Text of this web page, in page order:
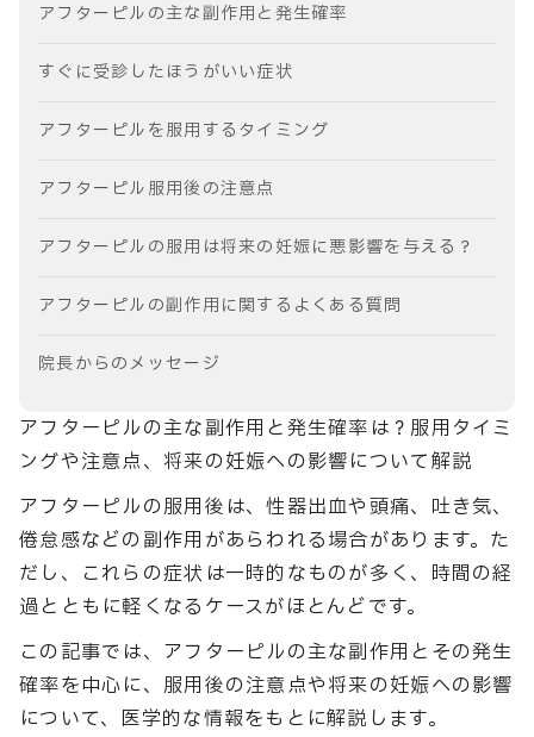
アフターピルの主な副作用と発生確率
すぐに受診したほうがいい症状
アフターピルを服用するタイミング
アフターピル服用後の注意点
アフターピルの服用は将来の妊娠に悪影響を与える？
アフターピルの副作用に関するよくある質問
院長からのメッセージ
アフターピルの主な副作用と発生確率は？服用タイミ
ングや注意点、将来の妊娠への影響について解説
アフターピルの服用後は、性器出血や頭痛、吐き気、
倦怠感などの副作用があらわれる場合があります。た
だし、これらの症状は一時的なものが多く、時間の経
過とともに軽くなるケースがほとんどです。
この記事では、アフターピルの主な副作用とその発生
確率を中心に、服用後の注意点や将来の妊娠への影響
について、医学的な情報をもとに解説します。